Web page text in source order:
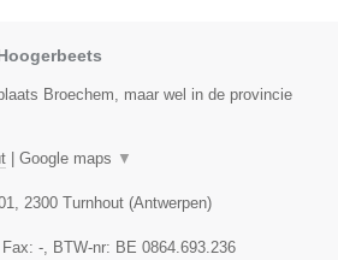
Broechem, maar wel in de provincie
| Google maps ▼
2300 Turnhout (Antwerpen)
, Fax: - , BTW-nr: BE 0864.693.236